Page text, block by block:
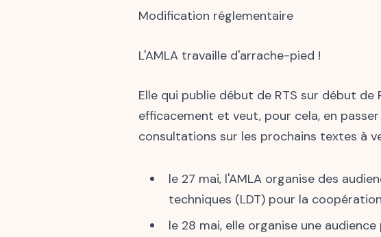
Modification réglementaire
L'AMLA travaille d'arrache-pied !
Elle qui publie début de RTS sur début
efficacement et veut, pour cela, en
consultations sur les prochains textes à
le 27 mai, l'AMLA organise des
techniques (LDT) pour la
le 28 mai, elle organise une